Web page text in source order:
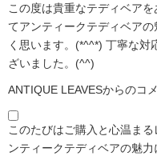
この度は貴重なテディベア
てアンティークテディベア
く思います。(*^^*) 丁寧な対
ざいました。(^^)
ANTIQUE LEAVESからのコ
このたびはご購入と心温ま
ンティークテディベアの魅